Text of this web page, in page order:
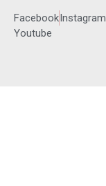
FacebookInstagram
Youtube